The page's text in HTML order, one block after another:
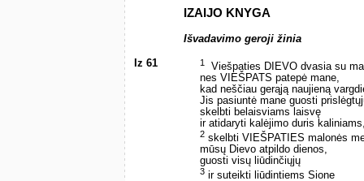
IZAIJO KNYGA
Išvadavimo geroji žinia
Iz 61 1
Viešpaties DIEVO dvasia su
nes VIEŠPATS patepė mane,
kad neščiau gerąją naujieną
Jis pasiuntė mane guosti
skelbti belaisviams laisvę
ir atidaryti kalėjimo duris
2 skelbti VIEŠPATIES malonės
mūsų Dievo atpildo dienos,
guosti visų liūdinčiųjų
3 ir suteikti liūdintiems Sione